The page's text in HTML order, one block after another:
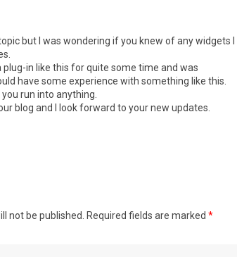
but I was wondering if you knew of any
plug-in like this for quite some time and was
have some experience with something like this.
run into anything.
blog and I look forward to your new updates.
not be published. Required fields are marked *